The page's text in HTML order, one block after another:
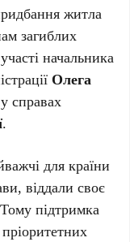
житла
загиблих
начальника
Олега
справах
.
для країни
віддали своє
підтримка